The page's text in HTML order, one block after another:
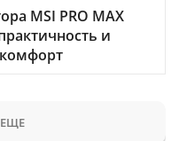
MSI PRO MAX
и